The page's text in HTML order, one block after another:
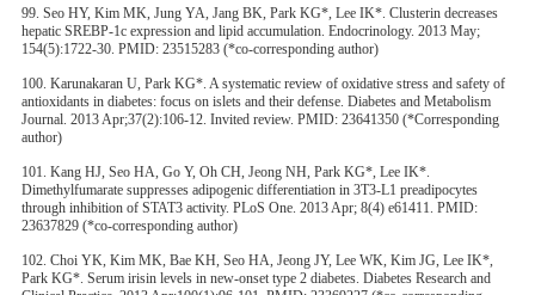
99. Seo HY, Kim MK, Jung YA, Jang BK, Park KG*, Lee IK*. Clusterin decreases
hepatic SREBP-1c expression and lipid accumulation. Endocrinology. 2013 May;
154(5):1722-30. PMID: 23515283 (*co-corresponding author)
100. Karunakaran U, Park KG*. A systematic review of oxidative stress and safety of
antioxidants in diabetes: focus on islets and their defense. Diabetes and Metabolism
Journal. 2013 Apr;37(2):106-12. Invited review. PMID: 23641350 (*Corresponding
author)
101. Kang HJ, Seo HA, Go Y, Oh CH, Jeong NH, Park KG*, Lee IK*.
Dimethylfumarate suppresses adipogenic differentiation in 3T3-L1 preadipocytes
through inhibition of STAT3 activity. PLoS One. 2013 Apr; 8(4) e61411. PMID:
23637829 (*co-corresponding author)
102. Choi YK, Kim MK, Bae KH, Seo HA, Jeong JY, Lee WK, Kim JG, Lee IK*,
Park KG*. Serum irisin levels in new-onset type 2 diabetes. Diabetes Research and